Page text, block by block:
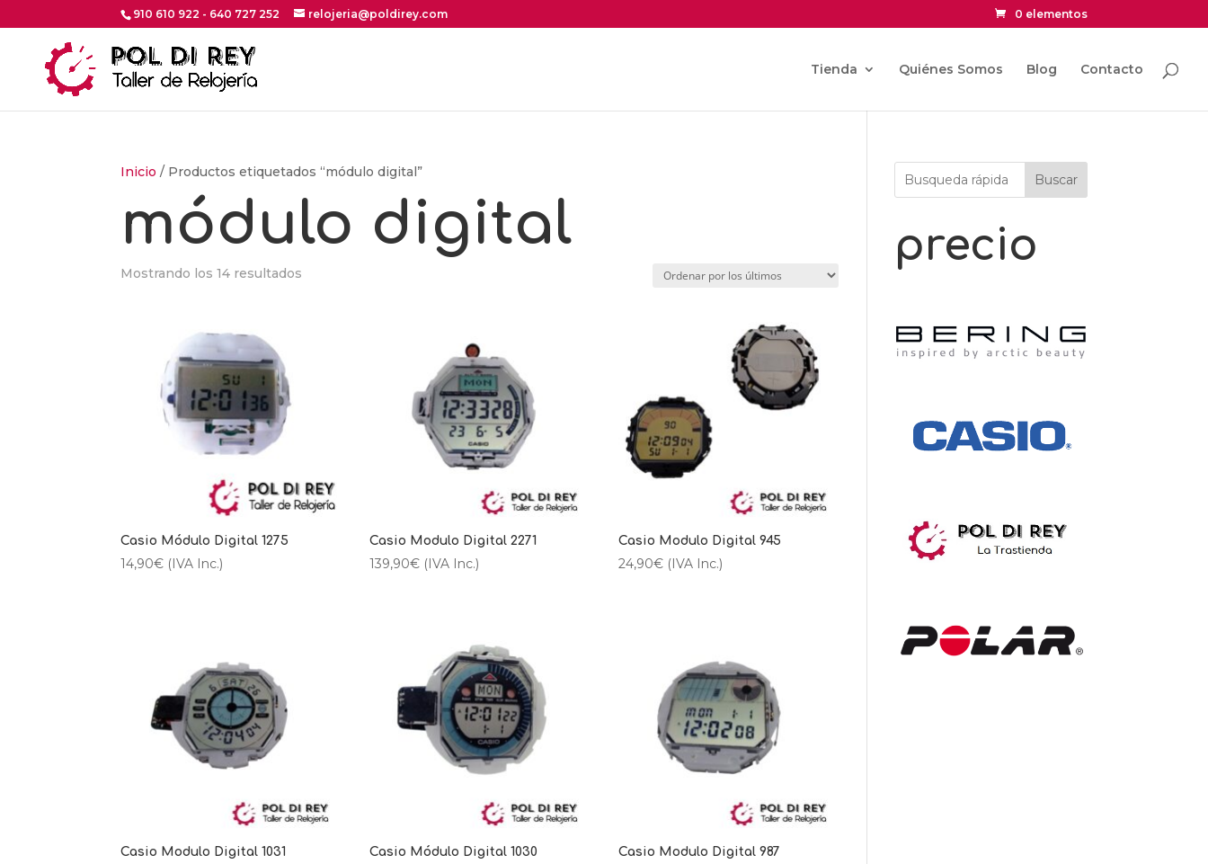
910 610 922 - 640 727 252 relojeria@poldirey.com 0 elementos
Tienda Quiénes Somos Blog Contacto
Inicio / Productos etiquetados “módulo digital”
módulo digital
Mostrando los 14 resultados
Casio Módulo Digital 1275
14,90€ (IVA Inc.)
Casio Modulo Digital 2271
139,90€ (IVA Inc.)
Casio Modulo Digital 945
24,90€ (IVA Inc.)
Casio Modulo Digital 1031 Casio Módulo Digital 1030 Casio Modulo Digital 987
Buscar
precio